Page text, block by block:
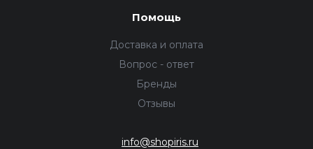
Помощь
Доставка и оплата
Вопрос - ответ
Бренды
Отзывы
info@shopiris.ru